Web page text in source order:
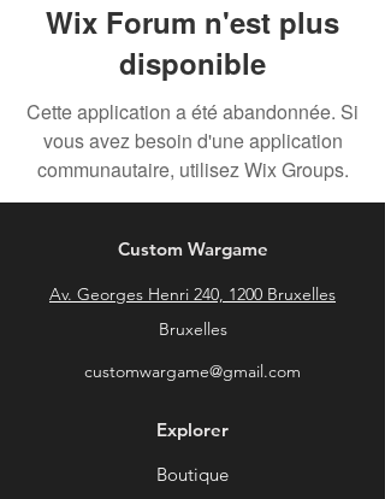
Wix Forum n'est plus
disponible
Cette application a été abandonnée. Si
vous avez besoin d'une application
communautaire, utilisez Wix Groups.
Custom Wargame
Av. Georges Henri 240, 1200 Bruxelles
Bruxelles
customwargame@gmail.com
Explorer
Boutique